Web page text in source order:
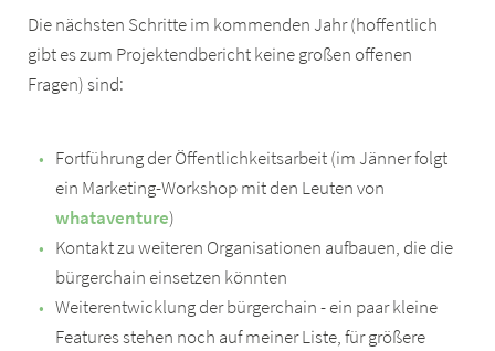
Die nächsten Schritte im kommenden Jahr (hoffentlich
gibt es zum Projektendbericht keine großen offenen
Fragen) sind:
Fortführung der Öffentlichkeitsarbeit (im Jänner folgt
ein Marketing-Workshop mit den Leuten von
whataventure)
Kontakt zu weiteren Organisationen aufbauen, die die
bürgerchain einsetzen könnten
Weiterentwicklung der bürgerchain - ein paar kleine
Features stehen noch auf meiner Liste, für größere